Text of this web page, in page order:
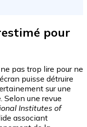
pour
pas trop lire pour ne
puisse détruire
sur une
une revue
Institutes of
associant